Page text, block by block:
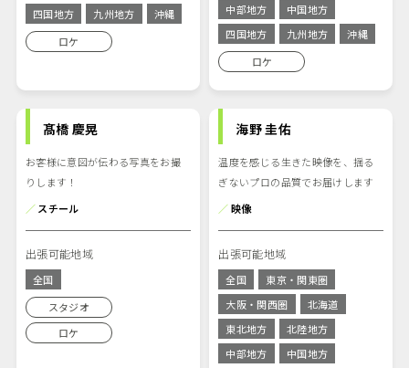
四国地方
九州地方
沖縄
ロケ
中部地方
中国地方
四国地方
九州地方
沖縄
ロケ
髙橋 慶晃
お客様に意図が伝わる写真をお撮
りします！
／スチール
出張可能地域
全国
スタジオ
ロケ
海野 圭佑
温度を感じる生きた映像を、揺る
ぎないプロの品質でお届けします
／映像
出張可能地域
全国
東京・関東圏
大阪・関西圏
北海道
東北地方
北陸地方
中部地方
中国地方